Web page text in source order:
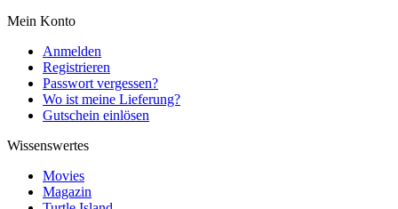
Mein Konto
Anmelden
Registrieren
Passwort vergessen?
Wo ist meine Lieferung?
Gutschein einlösen
Wissenswertes
Movies
Magazin